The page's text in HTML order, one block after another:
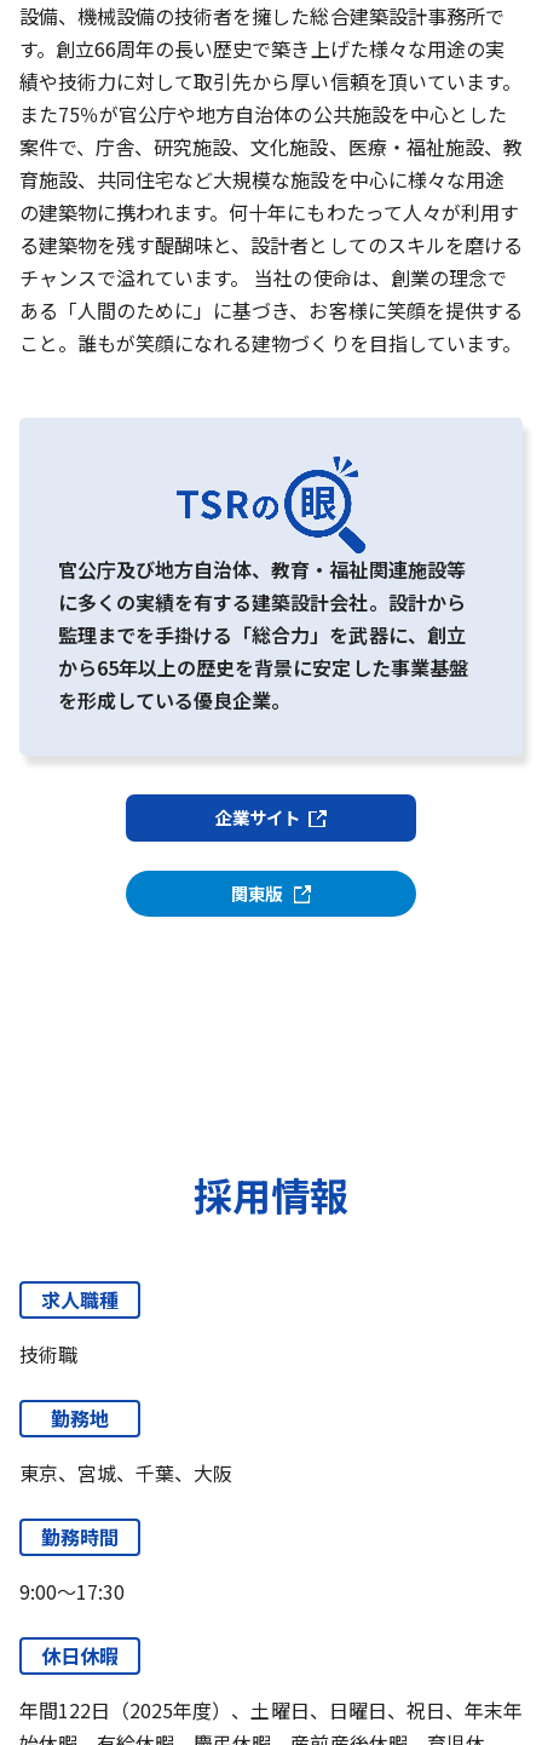
設備、機械設備の技術者を擁した総合建築設計事務所で
す。創立66周年の長い歴史で築き上げた様々な用途の実
績や技術力に対して取引先から厚い信頼を頂いています。
また75％が官公庁や地方自治体の公共施設を中心とした
案件で、庁舎、研究施設、文化施設、医療・福祉施設、教
育施設、共同住宅など大規模な施設を中心に様々な用途
の建築物に携われます。何十年にもわたって人々が利用す
る建築物を残す醍醐味と、設計者としてのスキルを磨ける
チャンスで溢れています。 当社の使命は、創業の理念で
ある「人間のために」に基づき、お客様に笑顔を提供する
こと。誰もが笑顔になれる建物づくりを目指しています。
官公庁及び地方自治体、教育・福祉関連施設等
に多くの実績を有する建築設計会社。設計から
監理までを手掛ける「総合力」を武器に、創立
から65年以上の歴史を背景に安定した事業基盤
を形成している優良企業。
企業サイト
関東版
採用情報
求人職種
技術職
勤務地
東京、宮城、千葉、大阪
勤務時間
9:00～17:30
休日休暇
年間122日（2025年度）、土曜日、日曜日、祝日、年末年